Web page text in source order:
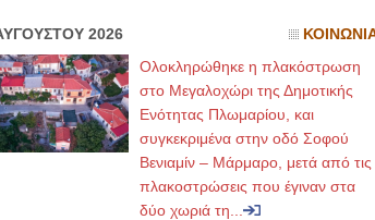
2026
Ολοκληρώθηκε η πλακόστρωση
στο Μεγαλοχώρι της Δημοτικής
Ενότητας Πλωμαρίου, και
συγκεκριμένα στην οδό Σοφού
Βενιαμίν – Μάρμαρο, μετά από τις
πλακοστρώσεις που έγιναν στα
δύο χωριά τη...